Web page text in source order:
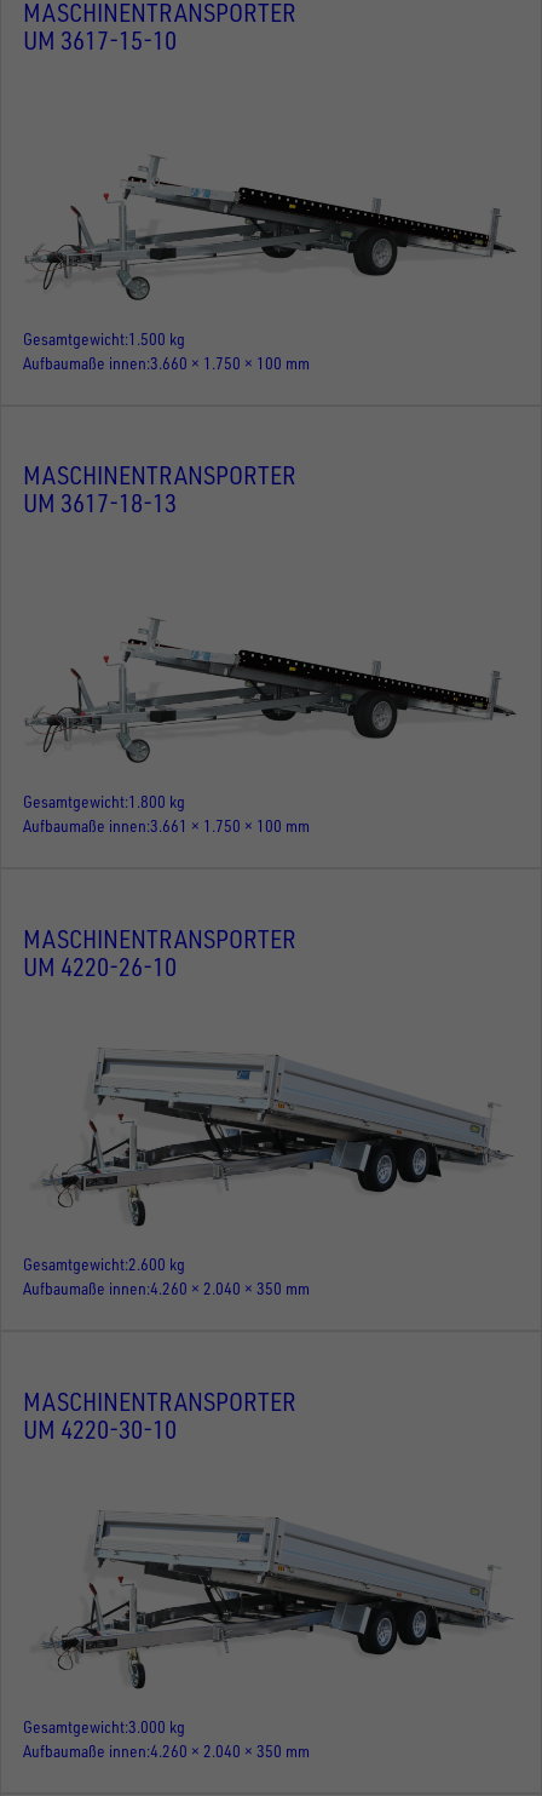
MASCHINENTRANSPORTER
UM 3617-15-10
Gesamtgewicht 1.500 kg
Aufbaumaße innen 3.660 × 1.750 × 100 mm
MASCHINENTRANSPORTER
UM 3617-18-13
Gesamtgewicht 1.800 kg
Aufbaumaße innen 3.661 × 1.750 × 100 mm
MASCHINENTRANSPORTER
UM 4220-26-10
Gesamtgewicht 2.600 kg
Aufbaumaße innen 4.260 × 2.040 × 350 mm
MASCHINENTRANSPORTER
UM 4220-30-10
Gesamtgewicht3.000 kg
Aufbaumaße innen 4.260 × 2.040 × 350 mm